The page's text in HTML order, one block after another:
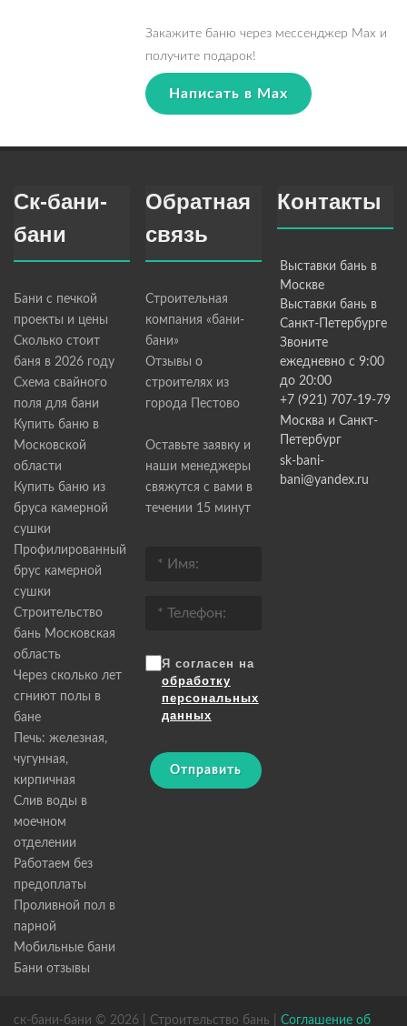
Закажите баню через мессенджер Max и
получите подарок!
Написать в Max
Ск-бани-
бани
Бани с печкой
проекты и цены
Сколько стоит
баня в 2026 году
Схема свайного
поля для бани
Купить баню в
Московской
области
Купить баню из
бруса камерной
сушки
Профилированный
брус камерной
сушки
Строительство
бань Московская
область
Через сколько лет
сгниют полы в
бане
Печь: железная,
чугунная,
кирпичная
Слив воды в
моечном
отделении
Работаем без
предоплаты
Проливной пол в
парной
Мобильные бани
Бани отзывы
Обратная
связь
Строительная
компания «бани-
бани»
Отзывы о
строителях из
города Пестово
Оставьте заявку и
наши менеджеры
свяжутся с вами в
течении 15 минут
Я согласен на
обработку
персональных
данных
Отправить
Контакты
Выставки бань в
Москве
Выставки бань в
Санкт-Петербурге
Звоните
ежедневно с 9:00
до 20:00
+7 (921) 707-19-79
Москва и Санкт-
Петербург
sk-bani-
bani@yandex.ru
ск-бани-бани © 2026 | Строительство бань | Соглашение об